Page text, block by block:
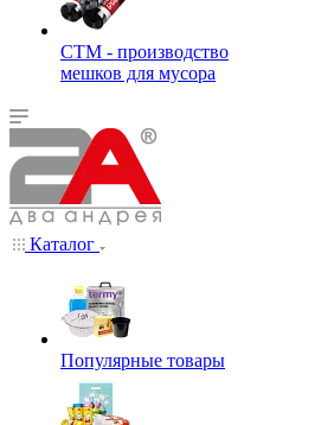
СТМ - производство
мешков для мусора
Каталог
Популярные товары